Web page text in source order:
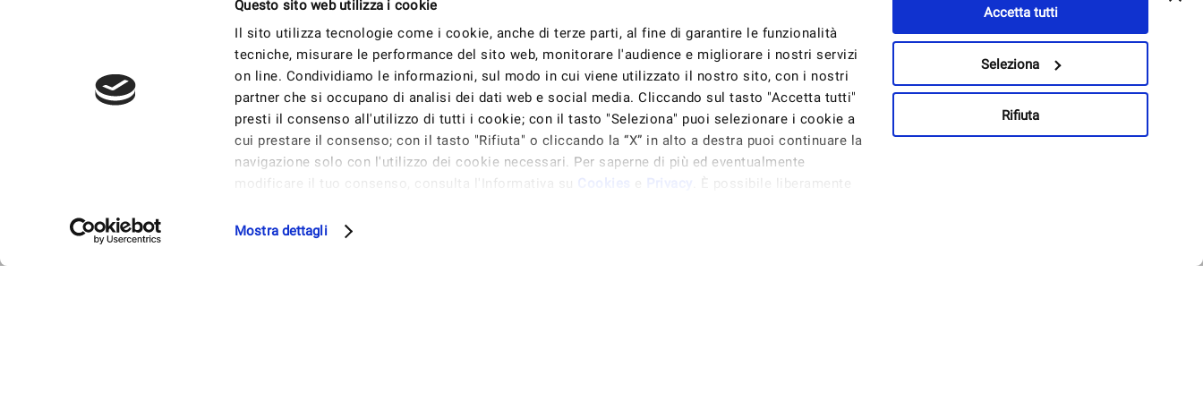
Questo sito web utilizza i cookie
Il sito utilizza tecnologie come i cookie, anche di terze parti, al fine di garantire le funzionalità
tecniche, misurare le performance del sito web, monitorare l'audience e migliorare i nostri servizi
on line. Condividiamo le informazioni, sul modo in cui viene utilizzato il nostro sito, con i nostri
partner che si occupano di analisi dei dati web e social media. Cliccando sul tasto "Accetta tutti"
presti il consenso all'utilizzo di tutti i cookie; con il tasto "Seleziona" puoi selezionare i cookie a
cui prestare il consenso; con il tasto "Rifiuta" o cliccando la “X” in alto a destra puoi continuare la
navigazione solo con l'utilizzo dei cookie necessari. Per saperne di più ed eventualmente
modificare il tuo consenso, consulta l'Informativa su
Cookies e Privacy
. È possibile liberamente
Mostra Dettagli.
Mostra dettagli
Accetta tutti
Seleziona
Rifiuta